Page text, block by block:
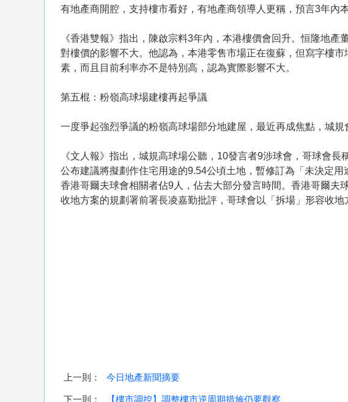
有地產商開腔，支持樓市看好，有地產商領導人更稱，預言3年內
《香港雙報》指出，陳啟宗料3年內，本港樓價會回升。恒隆地
對樓價的影響不大。他認為，本港零售市場正在復蘇，但寫字樓
素，而且目前利率亦不是特別高，認為實際影響不大。
第五棍：粉嶺高球場建樓再起爭議
一度爭起強烈爭議的粉嶺高球場部分地建屋，最近再成焦點，城
《文人報》指出，城規高球場公聽，10發言者9涉球會，哥球會
公布建議將擬劃作住宅用途的9.54公頃土地，暫修訂為「未決定
香港哥爾夫球會相關者佔9人，佔去大部分發言時間。香港哥爾
收地方案的規劃署前署長凌嘉勤批評，哥球會以「拆場」形容收地
上一則： 今日地產新聞摘要
下一則： 【樓市調控】調整樓市逆周期措施仍要觀察